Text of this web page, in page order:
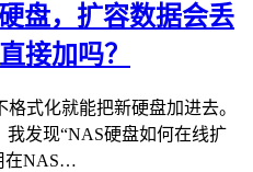
盘，扩容数据会丢
接加吗？
式化就能把新硬盘加进去。
发现“NAS硬盘如何在线扩
在NAS…